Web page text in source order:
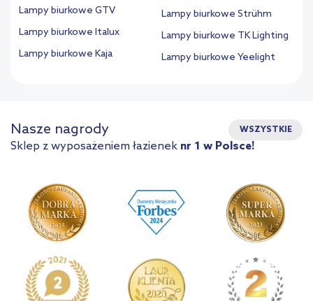
Lampy biurkowe GTV
Lampy biurkowe Italux
Lampy biurkowe Kaja
Lampy biurkowe Strühm
Lampy biurkowe TK Lighting
Lampy biurkowe Yeelight
Nasze nagrody WSZYSTKIE
Sklep z wyposażeniem łazienek nr 1 w Polsce!